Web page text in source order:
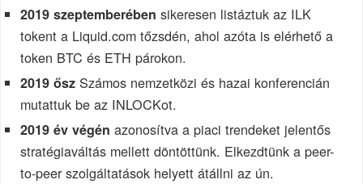
2019 szeptemberében sikeresen listáztuk az ILK
tokent a Liquid.com tőzsdén, ahol azóta is elérhető a
token BTC és ETH párokon.
2019 ősz Számos nemzetközi és hazai konferencián
mutattuk be az INLOCKot.
2019 év végén azonosítva a piaci trendeket jelentős
stratégiaváltás mellett döntöttünk. Elkezdtünk a peer-
to-peer szolgáltatások helyett átállni az ún.